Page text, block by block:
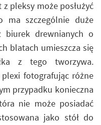
pleksy może posłużyć
ma szczególnie duże
biurek drewnianych o
blatach umieszcza się
z tego tworzywa.
fotografując różne
przypadku konieczna
nie może posiadać
jako stół do